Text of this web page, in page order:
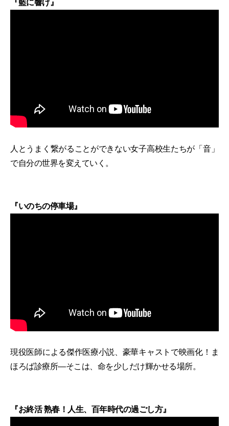
『藍に響け』
人とうまく繋がることができない女子高校生たちが「音」
で自分の世界を変えていく。
『いのちの停車場』
現役医師による傑作医療小説、豪華キャストで映画化！ま
ほろば診療所―そこは、命を少しだけ輝かせる場所。
『お終活 熟春！人生、百年時代の過ごし方』